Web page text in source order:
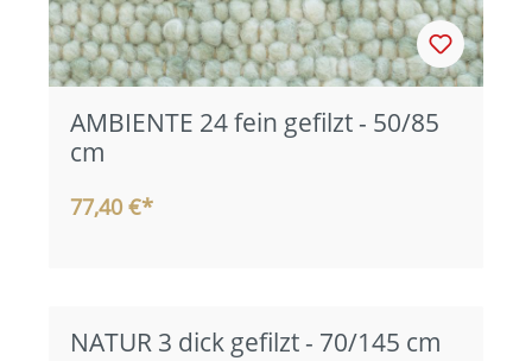
AMBIENTE 24 fein gefilzt - 50/85
cm
77,40 €*
NATUR 3 dick gefilzt - 70/145 cm